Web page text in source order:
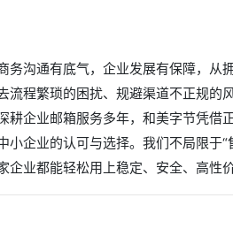
务沟通有底气，企业发展有保障，
流程繁琐的困扰、规避渠道不正规的
耕企业邮箱服务多年，和美字节凭借
小企业的认可与选择。我们不局限于
企业都能轻松用上稳定、安全、高性